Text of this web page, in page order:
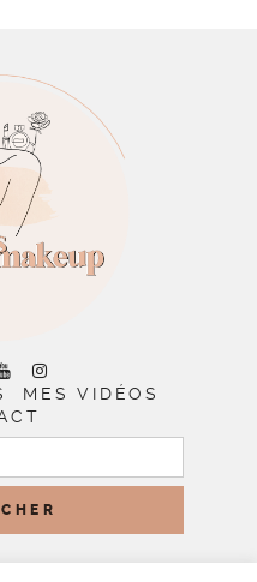
MES VIDÉOS
: